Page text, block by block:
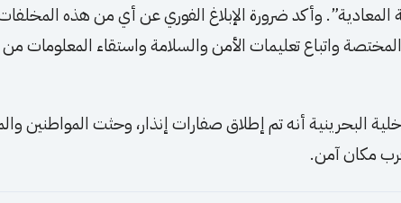
وأكد ضرورة الإبلاغ الفوري عن أي من هذه
الجهات المختصة واتباع تعليمات الأمن والسلامة واستقاء المعلومات
البحرينية أنه تم إطلاق صفارات إنذار، وحثت المواطنين
مكان آمن.